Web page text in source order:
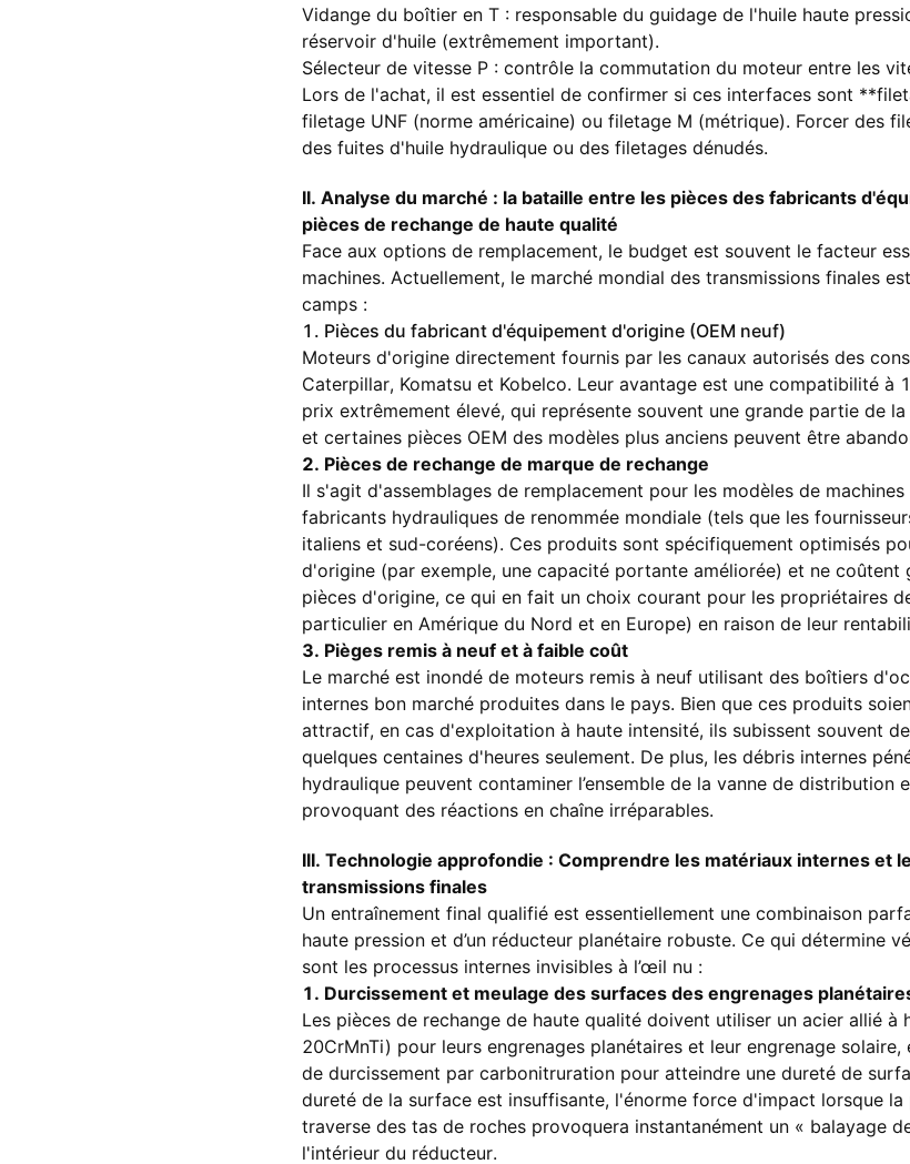
Vidange du boîtier en T : responsable du guidage de l'huile haute
réservoir d'huile (extrêmement important).
Sélecteur de vitesse P : contrôle la commutation du moteur entre les
Lors de l'achat, il est essentiel de confirmer si ces interfaces sont
filetage UNF (norme américaine) ou filetage M (métrique). Forcer des
des fuites d'huile hydraulique ou des filetages dénudés.
II. Analyse du marché : la bataille entre les pièces des fabricants
pièces de rechange de haute qualité
Face aux options de remplacement, le budget est souvent le facteur
machines. Actuellement, le marché mondial des transmissions finales
camps :
1. Pièces du fabricant d'équipement d'origine (OEM neuf)
Moteurs d'origine directement fournis par les canaux autorisés des
Caterpillar, Komatsu et Kobelco. Leur avantage est une compatibilité à
prix extrêmement élevé, qui représente souvent une grande partie de
et certaines pièces OEM des modèles plus anciens peuvent être
2. Pièces de rechange de marque de rechange
Il s'agit d'assemblages de remplacement pour les modèles de
fabricants hydrauliques de renommée mondiale (tels que les
italiens et sud-coréens). Ces produits sont spécifiquement optimisés
d'origine (par exemple, une capacité portante améliorée) et ne coûtent
pièces d'origine, ce qui en fait un choix courant pour les propriétaires
particulier en Amérique du Nord et en Europe) en raison de leur
3. Pièges remis à neuf et à faible coût
Le marché est inondé de moteurs remis à neuf utilisant des boîtiers
internes bon marché produites dans le pays. Bien que ces produits
attractif, en cas d'exploitation à haute intensité, ils subissent souvent
quelques centaines d'heures seulement. De plus, les débris internes
hydraulique peuvent contaminer l’ensemble de la vanne de distribution
provoquant des réactions en chaîne irréparables.
III. Technologie approfondie : Comprendre les matériaux internes et
transmissions finales
Un entraînement final qualifié est essentiellement une combinaison
haute pression et d’un réducteur planétaire robuste. Ce qui détermine
sont les processus internes invisibles à l’œil nu :
1. Durcissement et meulage des surfaces des engrenages
Les pièces de rechange de haute qualité doivent utiliser un acier allié à
20CrMnTi) pour leurs engrenages planétaires et leur engrenage
de durcissement par carbonitruration pour atteindre une dureté de
dureté de la surface est insuffisante, l'énorme force d'impact lorsque
traverse des tas de roches provoquera instantanément un « balayage
l'intérieur du réducteur.